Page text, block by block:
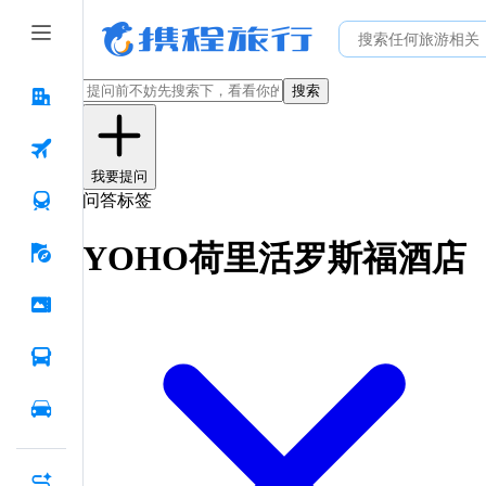
搜索
我要提问
问答标签
YOHO荷里活罗斯福酒店